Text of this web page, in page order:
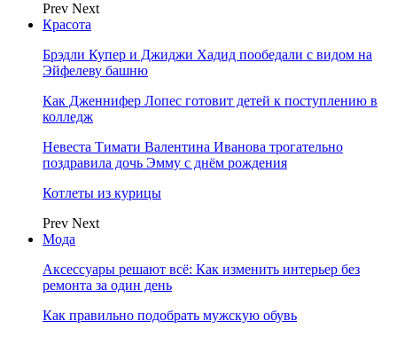
Prev Next
Красота
Брэдли Купер и Джиджи Хадид пообедали с видом на
Эйфелеву башню
Как Дженнифер Лопес готовит детей к поступлению в
колледж
Невеста Тимати Валентина Иванова трогательно
поздравила дочь Эмму с днём рождения
Котлеты из курицы
Prev Next
Мода
Аксессуары решают всё: Как изменить интерьер без
ремонта за один день
Как правильно подобрать мужскую обувь